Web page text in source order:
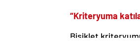
“Kriteryuma
Bisiklet